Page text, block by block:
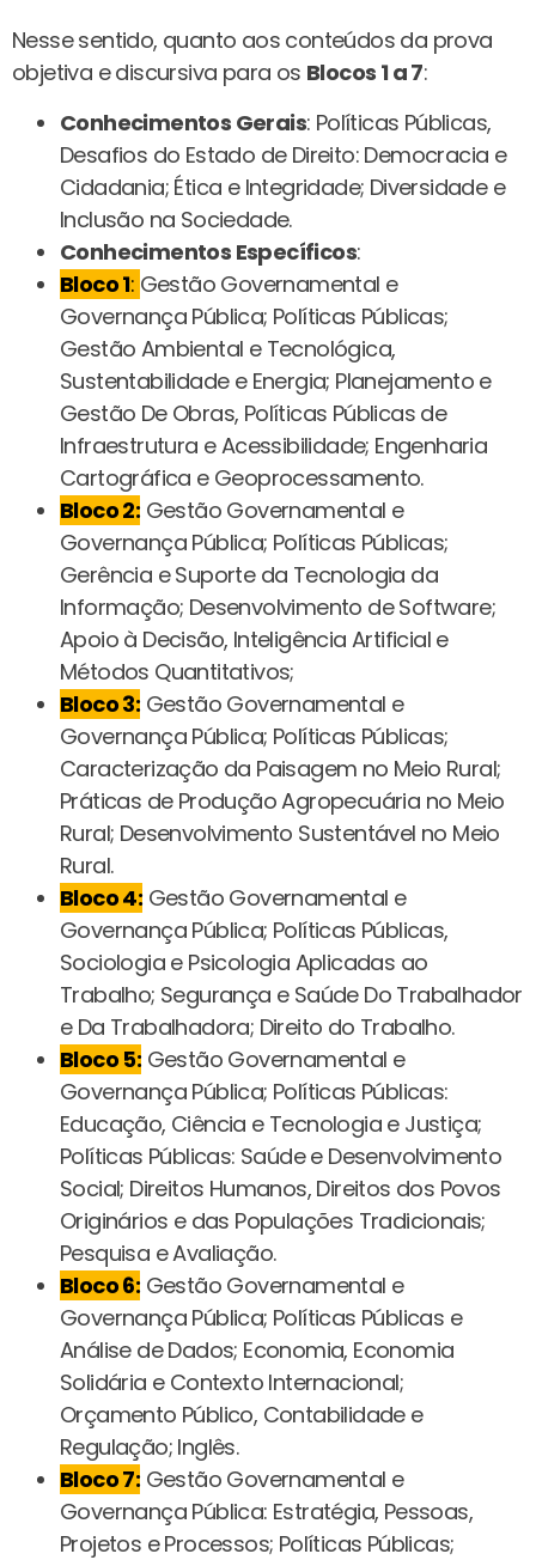
Nesse sentido, quanto aos conteúdos da prova
objetiva e discursiva para os Blocos 1 a 7:
Conhecimentos Gerais: Políticas Públicas,
Desafios do Estado de Direito: Democracia e
Cidadania; Ética e Integridade; Diversidade e
Inclusão na Sociedade.
Conhecimentos Específicos:
Bloco 1: Gestão Governamental e
Governança Pública; Políticas Públicas;
Gestão Ambiental e Tecnológica,
Sustentabilidade e Energia; Planejamento e
Gestão De Obras, Políticas Públicas de
Infraestrutura e Acessibilidade; Engenharia
Cartográfica e Geoprocessamento.
Bloco 2: Gestão Governamental e
Governança Pública; Políticas Públicas;
Gerência e Suporte da Tecnologia da
Informação; Desenvolvimento de Software;
Apoio à Decisão, Inteligência Artificial e
Métodos Quantitativos;
Bloco 3: Gestão Governamental e
Governança Pública; Políticas Públicas;
Caracterização da Paisagem no Meio Rural;
Práticas de Produção Agropecuária no Meio
Rural; Desenvolvimento Sustentável no Meio
Rural.
Bloco 4: Gestão Governamental e
Governança Pública; Políticas Públicas,
Sociologia e Psicologia Aplicadas ao
Trabalho; Segurança e Saúde Do Trabalhador
e Da Trabalhadora; Direito do Trabalho.
Bloco 5: Gestão Governamental e
Governança Pública; Políticas Públicas:
Educação, Ciência e Tecnologia e Justiça;
Políticas Públicas: Saúde e Desenvolvimento
Social; Direitos Humanos, Direitos dos Povos
Originários e das Populações Tradicionais;
Pesquisa e Avaliação.
Bloco 6: Gestão Governamental e
Governança Pública; Políticas Públicas e
Análise de Dados; Economia, Economia
Solidária e Contexto Internacional;
Orçamento Público, Contabilidade e
Regulação; Inglês.
Bloco 7: Gestão Governamental e
Governança Pública: Estratégia, Pessoas,
Projetos e Processos; Políticas Públicas;